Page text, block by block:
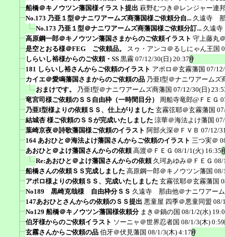
船橋＠キノウツン藩国様イラスト提出 萩野むつき＠レンジャー連
No.173 乃亜１型＠ナニワアームズ商藩国様ご依頼分自... 久遠寺 那
No.173 乃亜１型＠ナニワアームズ商藩国様ご依頼分訂... 久遠
高原鋼一郎＠キノウツン藩国さまからのご依頼イラスト 守上藤丸
是空とおる様＠FEG ご依頼品。
スゥ・アンコ＠るしにゃん王国
しらいし裕様からのご依頼・SS 黒霧 07/12/30(日) 20:37
181 しらいし裕さんからご依頼のイラスト アポロ＠玄霧藩国 07/
カイエ＠愛鳴藩国さまからのご依頼の品 乃亜I型＠ナニワアームズ
おまけです。
乃亜I型＠ナニワアームズ商藩国 07/12/30(日)
竜宮司様ご依頼のＳＳ自由枠（一時間目分）
周船寺竜郎@ＦＥＧ
乃亜I型様よりの依頼ＳＳ、仕上がりました 玄霧弦耶＠玄霧藩国
結城杏 様ご依頼のＳＳが完成いたしました 涼華＠海法よけ藩国
葉崎京夜＠詩歌藩国様ご依頼のイラスト 阿部火深＠ＦＶＢ 07/12/
164 あおひと＠海法よけ藩国さんからご依頼のイラスト 三つ実＠
あおひと＠よけ藩国さんからの依頼 高渡＠ＦＥＧ 08/1/1(火) 16:35
Re:あおひと＠よけ藩国さんからの依頼 久珂あゆみ＠ＦＥＧ 08/
船橋さんの依頼ＳＳ完成しました 高原鋼一郎＠キノウツン藩国 08/
アポロ様よりの依頼ＳＳ、完成いたしました 玄霧弦耶＠玄霧藩国
No189 黒崎克哉様 自由枠分ＳＳ 久遠寺 那由他＠ナニワアーム
147あおひとさんからの依頼のＳＳ提出 悪童屋 四季＠悪童同盟 08/
No129 船橋＠キノウツン藩国様依頼分 まき＠鍋の国 08/1/2(水)
伯牙様からのご依頼イラスト ソーニャ＠世界忍者国 08/1/3(木) 0:59
玄霧さんからご依頼の品 伯牙＠伏見藩国 08/1/3(木) 4:17